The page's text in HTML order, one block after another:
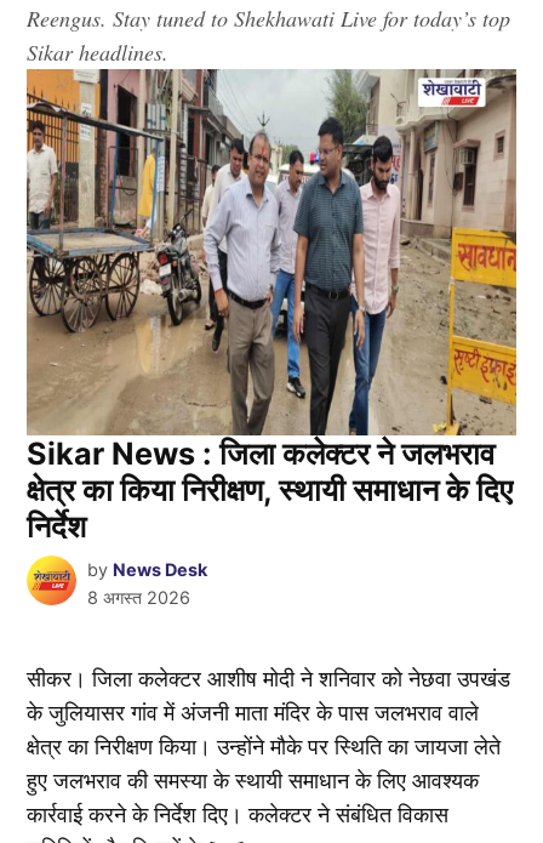
Reengus. Stay tuned to Shekhawati Live for today’s top
Sikar headlines.
Sikar News : जिला कलेक्टर ने जलभराव
क्षेत्र का किया निरीक्षण, स्थायी समाधान के दिए
निर्देश
by News Desk
8 अगस्त 2026
सीकर। जिला कलेक्टर आशीष मोदी ने शनिवार को नेछवा उपखंड
के जुलियासर गांव में अंजनी माता मंदिर के पास जलभराव वाले
क्षेत्र का निरीक्षण किया। उन्होंने मौके पर स्थिति का जायजा लेते
हुए जलभराव की समस्या के स्थायी समाधान के लिए आवश्यक
कार्रवाई करने के निर्देश दिए। कलेक्टर ने संबंधित विकास